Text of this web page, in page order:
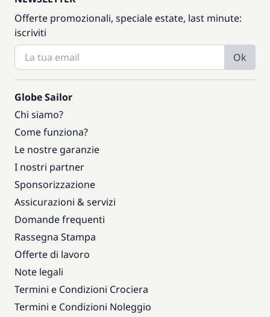
Offerte promozionali, speciale estate, last minute:
iscriviti
Ok
Globe Sailor
Chi siamo?
Come funziona?
Le nostre garanzie
I nostri partner
Sponsorizzazione
Assicurazioni & servizi
Domande frequenti
Rassegna Stampa
Offerte di lavoro
Note legali
Termini e Condizioni Crociera
Termini e Condizioni Noleggio